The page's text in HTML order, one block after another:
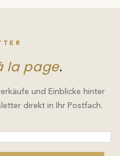
la page.
und Einblicke hinter
direkt in Ihr Postfach.